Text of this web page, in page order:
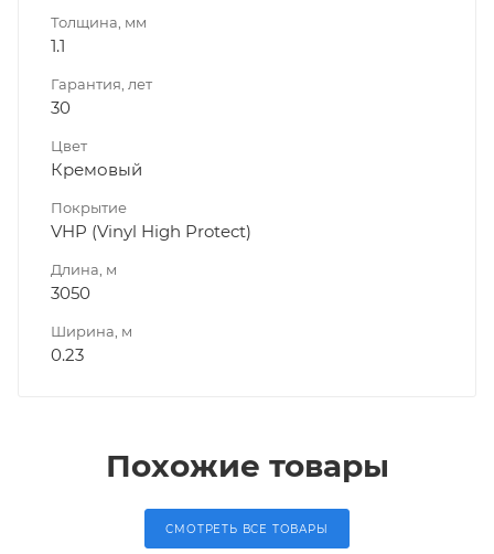
Толщина, мм
1.1
Гарантия, лет
30
Цвет
Кремовый
Покрытие
VHP (Vinyl High Protect)
Длина, м
3050
Ширина, м
0.23
Похожие товары
СМОТРЕТЬ ВСЕ ТОВАРЫ